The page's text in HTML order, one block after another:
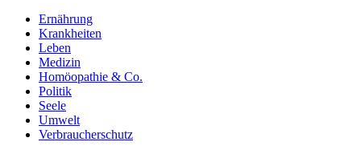
Ernährung
Krankheiten
Leben
Medizin
Homöopathie & Co.
Politik
Seele
Umwelt
Verbraucherschutz